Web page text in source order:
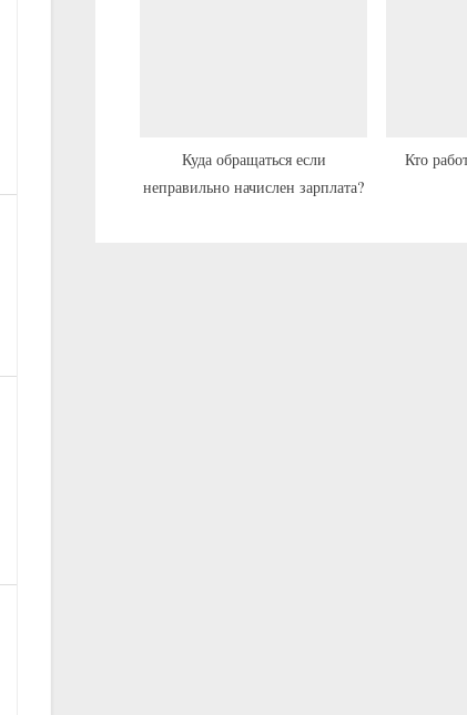
Куда обращаться если
неправильно начислен зарплата?
Кто